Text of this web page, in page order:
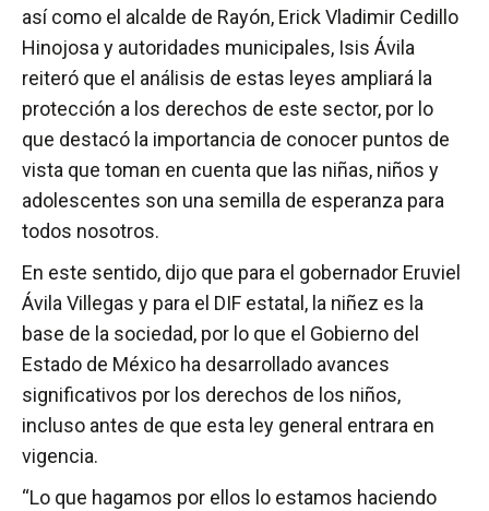
así como el alcalde de Rayón, Erick Vladimir Cedillo
Hinojosa y autoridades municipales, Isis Ávila
reiteró que el análisis de estas leyes ampliará la
protección a los derechos de este sector, por lo
que destacó la importancia de conocer puntos de
vista que toman en cuenta que las niñas, niños y
adolescentes son una semilla de esperanza para
todos nosotros.
En este sentido, dijo que para el gobernador Eruviel
Ávila Villegas y para el DIF estatal, la niñez es la
base de la sociedad, por lo que el Gobierno del
Estado de México ha desarrollado avances
significativos por los derechos de los niños,
incluso antes de que esta ley general entrara en
vigencia.
“Lo que hagamos por ellos lo estamos haciendo